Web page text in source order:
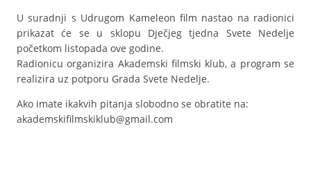
U suradnji s Udrugom Kameleon film nastao na radionici
prikazat će se u sklopu Dječjeg tjedna Svete Nedelje
početkom listopada ove godine.
Radionicu organizira Akademski filmski klub, a program se
realizira uz potporu Grada Svete Nedelje.
Ako imate ikakvih pitanja slobodno se obratite na:
akademskifilmskiklub@gmail.com